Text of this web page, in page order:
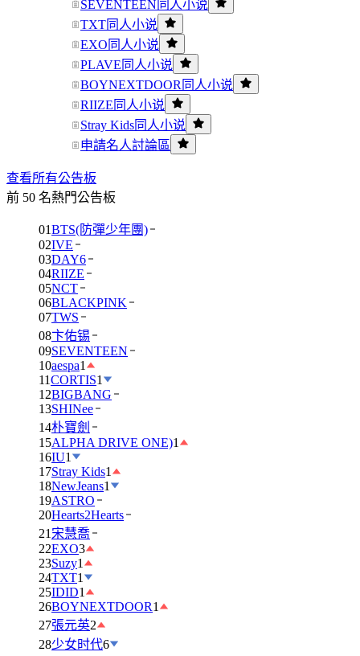
SEVENTEEN同人小说
TXT同人小说
EXO同人小说
PLAVE同人小说
BOYNEXTDOOR同人小说
RIIZE同人小说
Stray Kids同人小说
申請名人討論區
查看所有公告板
前 50 名熱門公告板
01BTS(防彈少年團)
02IVE
03DAY6
04RIIZE
05NCT
06BLACKPINK
07TWS
08卞佑锡
09SEVENTEEN
10aespa1
11CORTIS1
12BIGBANG
13SHINee
14朴寶劍
15ALPHA DRIVE ONE)1
16IU1
17Stray Kids1
18NewJeans1
19ASTRO
20Hearts2Hearts
21 宋慧喬
22EXO3
23Suzy1
24TXT1
25IDID1
26BOYNEXTDOOR1
27張元英2
28少女时代6